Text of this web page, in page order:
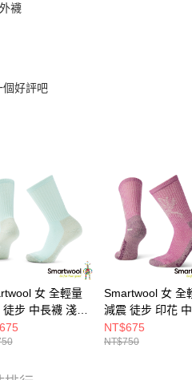
襪
好評吧
女 全輕量
徒步 中長襪 淺水
Smartwool 女 全
減震 徒步 印花
粉霧紫
NT$675
NT$750